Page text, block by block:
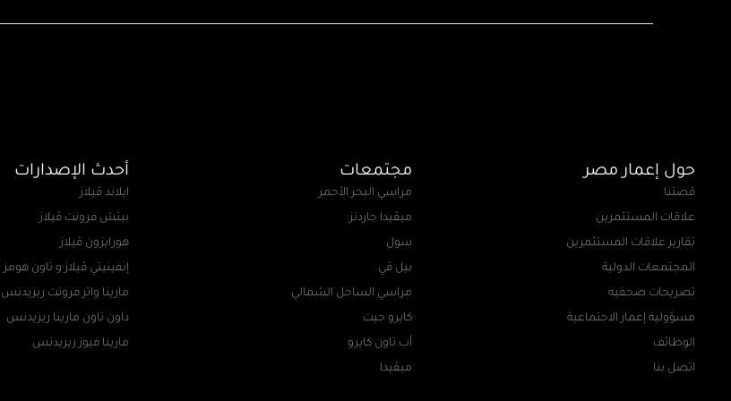
حول إعمار مصر
قصتنا
علاقات المستثمرين
تقارير علاقات المستثمرين
المجتمعات الدولية
تصريحات صحفيه
مسؤولية إعمار الاجتماعية
الوظائف
اتصل بنا
مجتمعات
مراسي البحر الأحمر
ميڤيدا جاردنز
سول
بيل ڤي
مراسي الساحل الشمالي
كايرو جيت
أب تاون كايرو
ميڤيدا
أحدث الإصدارات
ايلاند ڤيلاز
بيتش فرونت ڤيلاز
هورايزون ڤيلاز
إنفينيتي ڤيلاز و تاون هومز
مارينا واتر فرونت ريزيدنس
داون تاون مارينا ريزيدنس
مارينا فيوز ريزيدنس